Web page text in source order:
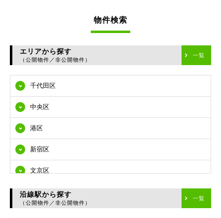
物件検索
エリアから探す
（公開物件／非公開物件）
一覧
千代田区
中央区
港区
新宿区
文京区
台東区
沿線駅から探す
（公開物件／非公開物件）
一覧